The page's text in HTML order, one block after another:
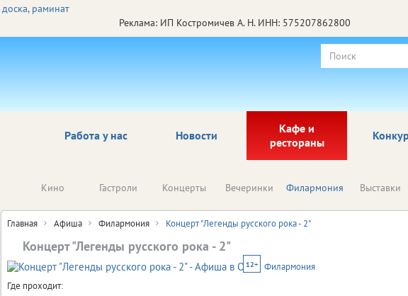
Реклама: ИП Костромичев А. Н. ИНН: 575207862800
Работа у нас Новости
Кафе и
рестораны
Кино Гастроли Концерты Вечеринки Филармония Выставки
Главная Афиша Филармония Концерт "Легенды русского рока - 2"
Концерт "Легенды русского рока - 2"
12+
Филармония
Где проходит: